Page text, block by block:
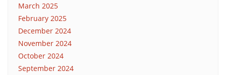
March 2025
February 2025
December 2024
November 2024
October 2024
September 2024